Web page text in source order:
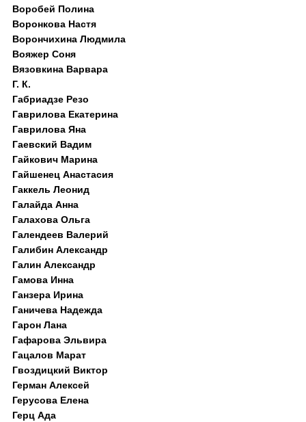
Воробей Полина
Воронкова Настя
Ворончихина Людмила
Вояжер Соня
Вязовкина Варвара
Г. К.
Габриадзе Резо
Гаврилова Екатерина
Гаврилова Яна
Гаевский Вадим
Гайкович Марина
Гайшенец Анастасия
Гаккель Леонид
Галайда Анна
Галахова Ольга
Галендеев Валерий
Галибин Александр
Галин Александр
Гамова Инна
Ганзера Ирина
Ганичева Надежда
Гарон Лана
Гафарова Эльвира
Гацалов Марат
Гвоздицкий Виктор
Герман Алексей
Герусова Елена
Герц Ада